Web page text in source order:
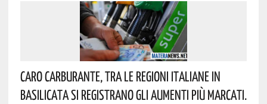
Caro Carburante, Tra Le Regioni Italiane In
Basilicata Si Registrano Gli Aumenti Più Marcati.